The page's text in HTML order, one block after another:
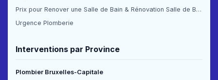
Prix pour Renover une Salle de Bain & Rénovation Salle de Bain Prix
Urgence Plomberie
Interventions par Province
Plombier Bruxelles-Capitale